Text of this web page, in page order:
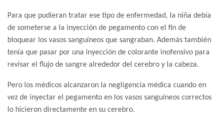
Para que pudieran tratar ese tipo de enfermedad, la niña debía
de someterse a la inyección de pegamento con el fin de
bloquear los vasos sanguíneos que sangraban. Además también
tenía que pasar por una inyección de colorante inofensivo para
revisar el flujo de sangre alrededor del cerebro y la cabeza.
Pero los médicos alcanzaron la negligencia médica cuando en
vez de inyectar el pegamento en los vasos sanguíneos correctos
lo hicieron directamente en su cerebro.